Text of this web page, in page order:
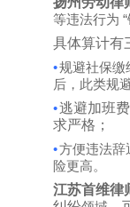
等违法行为 “
具体算计有
•规避社保缴
后，此类规
•逃避加班
求严格；
•方便违法辞
险更高。
江苏首维律